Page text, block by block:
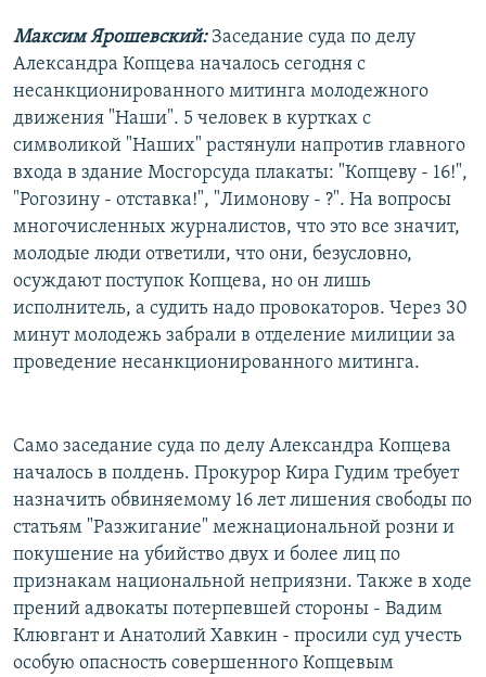
Максим Ярошевский: Заседание суда по делу
Александра Копцева началось сегодня с
несанкционированного митинга молодежного
движения "Наши". 5 человек в куртках с
символикой "Наших" растянули напротив главного
входа в здание Мосгорсуда плакаты: "Копцеву - 16!",
"Рогозину - отставка!", "Лимонову - ?". На вопросы
многочисленных журналистов, что это все значит,
молодые люди ответили, что они, безусловно,
осуждают поступок Копцева, но он лишь
исполнитель, а судить надо провокаторов. Через 30
минут молодежь забрали в отделение милиции за
проведение несанкционированного митинга.
Само заседание суда по делу Александра Копцева
началось в полдень. Прокурор Кира Гудим требует
назначить обвиняемому 16 лет лишения свободы по
статьям "Разжигание" межнациональной розни и
покушение на убийство двух и более лиц по
признакам национальной неприязни. Также в ходе
прений адвокаты потерпевшей стороны - Вадим
Клювгант и Анатолий Хавкин - просили суд учесть
особую опасность совершенного Копцевым